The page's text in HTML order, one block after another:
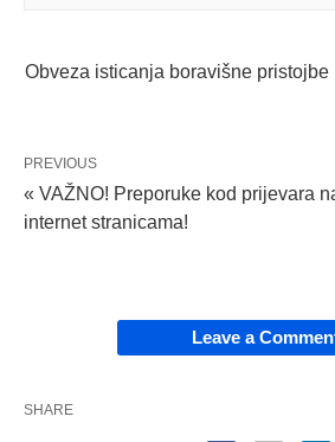
Obveza isticanja boravišne
PREVIOUS
« VAŽNO! Preporuke kod prijevara
internet stranicama!
Leave a
SHARE